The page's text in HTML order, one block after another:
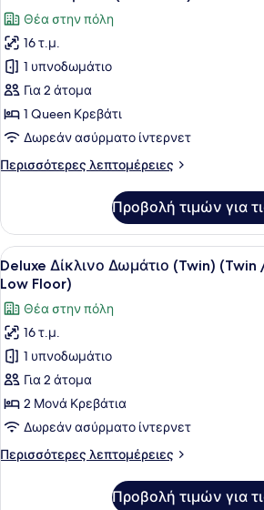
όλων
των
φωτογραφιών
για
Deluxe
Δωμάτιο
(Low
Floor)
Θέα στην πόλη
16 τ.μ.
1 υπνοδωμάτιο
Για 2 άτομα
1 Queen Κρεβάτι
Δωρεάν ασύρματο ίντερνετ
Περισσότερες λεπτομέρειες
Περισσότερες
Δωμάτιο
(Low
Floor)
Προβολή τιμών για
Προβολή
όλων
των
φωτογραφιών
για
Deluxe
Δίκλινο
Δωμάτιο
(Twin)
(Twin
/
Ένα
11
Deluxe Δίκλινο Δωμάτιο (Twin)
Low Floor)
Θέα στην πόλη
16 τ.μ.
1 υπνοδωμάτιο
Για 2 άτομα
2 Μονά Κρεβάτια
Δωρεάν ασύρματο ίντερνετ
Περισσότερες λεπτομέρειες
Περισσότερες
Προβολή τιμών για